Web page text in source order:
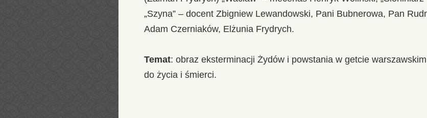
„Szyna” – docent Zbigniew Lewandowski, Pani Bubnerowa, Pan
Adam Czerniaków, Elżunia Frydrych.
Temat: obraz eksterminacji Żydów i powstania w getcie
do życia i śmierci.